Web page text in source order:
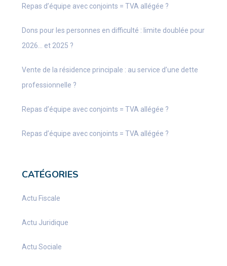
Repas d’équipe avec conjoints = TVA allégée ?
Dons pour les personnes en difficulté : limite doublée pour
2026… et 2025 ?
Vente de la résidence principale : au service d’une dette
professionnelle ?
Repas d’équipe avec conjoints = TVA allégée ?
Repas d’équipe avec conjoints = TVA allégée ?
CATÉGORIES
Actu Fiscale
Actu Juridique
Actu Sociale